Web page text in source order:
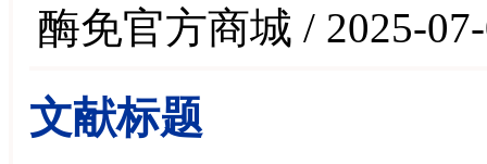
酶免官方商城 / 2025-
文献标题